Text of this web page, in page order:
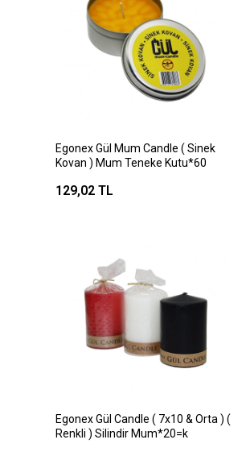
Egonex Gül Mum Candle ( Sinek
Kovan ) Mum Teneke Kutu*60
129,02 TL
Egonex Gül Candle ( 7x10 & Orta ) (
Renkli ) Silindir Mum*20=k